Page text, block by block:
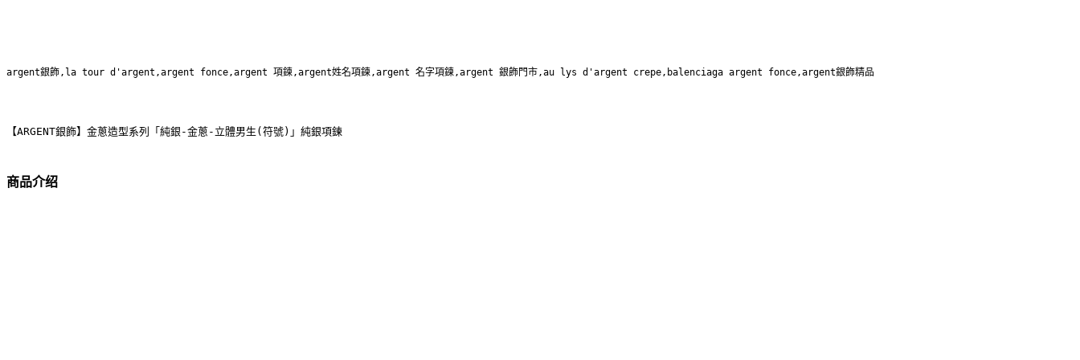
argent銀飾,la tour d'argent,argent fonce,argent 項鍊,argent姓名項鍊,argent 名字項鍊,argent 銀飾門市,au lys d'argent crepe,balenciaga argent fonce,argent銀飾精品
【ARGENT銀飾】金蔥造型系列「純銀-金蔥-立體男生(符號)」純銀項鍊
商品介绍